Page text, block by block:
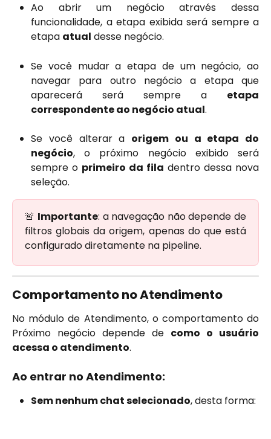
Ao abrir um negócio através dessa
funcionalidade, a etapa exibida será sempre a
etapa atual desse negócio.
Se você mudar a etapa de um negócio, ao
navegar para outro negócio a etapa que
aparecerá será sempre a etapa
correspondente ao negócio atual.
Se você alterar a origem ou a etapa do
negócio, o próximo negócio exibido será
sempre o primeiro da fila dentro dessa nova
seleção.
🚨 Importante: a navegação não depende de
filtros globais da origem, apenas do que está
configurado diretamente na pipeline.
Comportamento no Atendimento
No módulo de Atendimento, o comportamento do
Próximo negócio depende de como o usuário
acessa o atendimento.
Ao entrar no Atendimento:
Sem nenhum chat selecionado, desta forma: